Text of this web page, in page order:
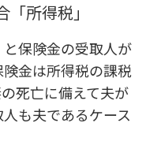
所得税」
保険金の受取人が
金は所得税の課税
死亡に備えて夫が
も夫であるケース